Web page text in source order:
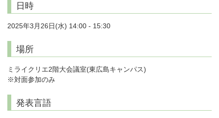
日時
2025年3月26日(水) 14:00 - 15:30
場所
ミライクリエ2階大会議室(東広島キャンパス)
※対面参加のみ
発表言語